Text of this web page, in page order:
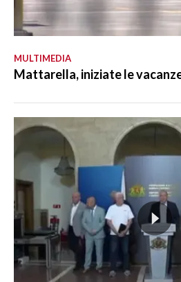
MULTIMEDIA
Mattarella, iniziate le